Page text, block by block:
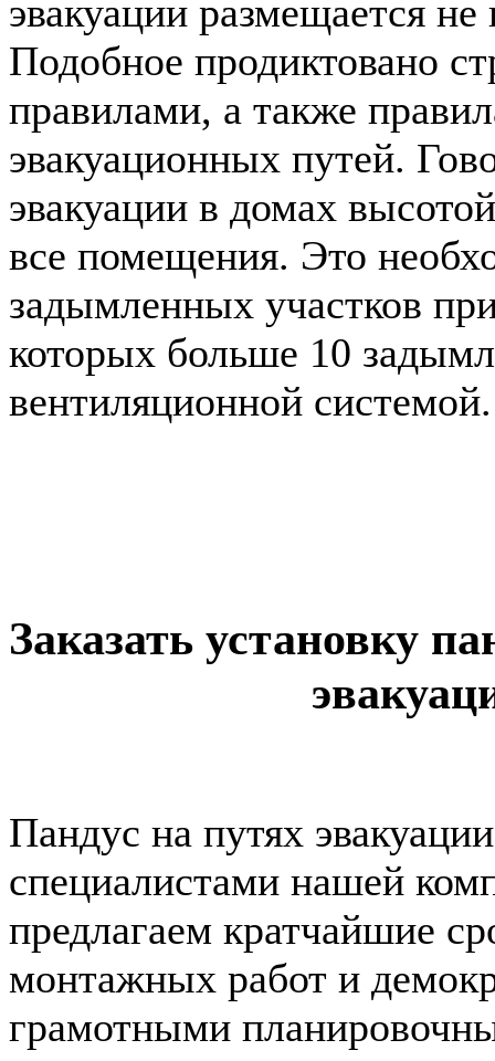
эвакуации размещается
Подобное продиктовано
правилами, а также
эвакуационных путей.
эвакуации в домах
все помещения. Это
задымленных участков
которых больше 10
вентиляционной системой.
Заказать установку
Пандус на путях
специалистами нашей
предлагаем кратчайшие
монтажных работ и
грамотными